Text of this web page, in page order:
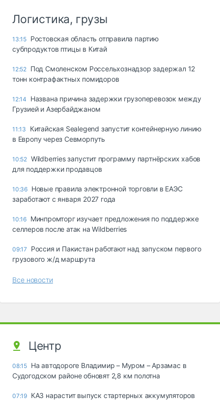
Логистика, грузы
13:15 Ростовская область отправила партию
субпродуктов птицы в Китай
12:52 Под Смоленском Россельхознадзор задержал 12
тонн контрафактных помидоров
12:14
Названа причина задержки грузоперевозок между
Грузией и Азербайджаном
11:13
Китайская Sealegend запустит контейнерную линию
в Европу через Севморпуть
10:52 Wildberries запустит программу партнёрских хабов
для поддержки продавцов
10:36 Новые правила электронной торговли в ЕАЭС
заработают с января 2027 года
10:16 Минпромторг изучает предложения по поддержке
селлеров после атак на Wildberries
09:17
Россия и Пакистан работают над запуском первого
грузового ж/д маршрута
Все новости
Центр
08:15 На автодороге Владимир – Муром – Арзамас в
Судогодском районе обновят 2,8 км полотна
07:19 КАЗ нарастит выпуск стартерных аккумуляторов